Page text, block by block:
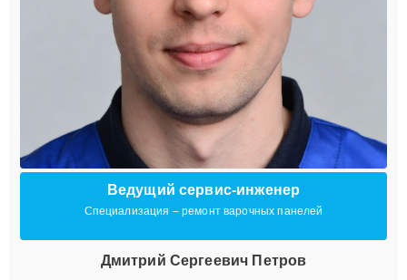
Ведущий сервис-инженер
Специализация – ремонт варочных панелей
Дмитрий Сергеевич Петров